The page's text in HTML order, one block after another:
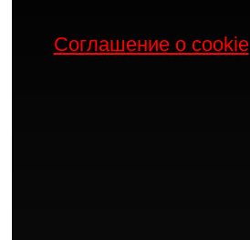
Соглашение о cookie